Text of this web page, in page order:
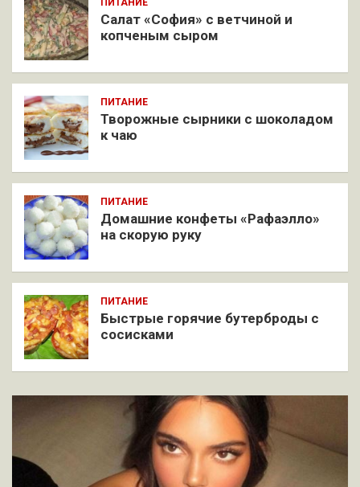
ПИТАНИЕ
Салат «София» с ветчиной и
копченым сыром
ПИТАНИЕ
Творожные сырники с шоколадом
к чаю
ПИТАНИЕ
Домашние конфеты «Рафаэлло»
на скорую руку
ПИТАНИЕ
Быстрые горячие бутерброды с
сосисками